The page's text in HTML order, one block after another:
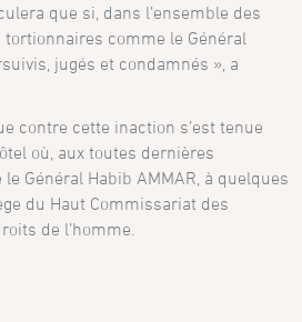
que si, dans l’ensemble des
comme le Général
jugés et condamnés », a
contre cette inaction s’est tenue
où, aux toutes dernières
Général Habib AMMAR, à quelques
du Haut Commissariat des
de l’homme.